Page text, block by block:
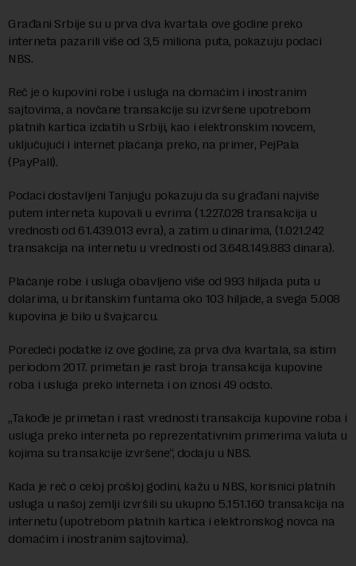
Građani Srbije su u prva dva kvartala ove godine preko
interneta pazarili više od 3,5 miliona puta, pokazuju podaci
NBS.
Reč je o kupovini robe i usluga na domaćim i inostranim
sajtovima, a novčane transakcije su izvršene upotrebom
platnih kartica izdatih u Srbiji, kao i elektronskim novcem,
uključujući i internet plaćanja preko, na primer, PejPala
(PayPall).
Podaci dostavljeni Tanjugu pokazuju da su građani najviše
putem interneta kupovali u evrima (1.227.028 transakcija u
vrednosti od 61.439.013 evra), a zatim u dinarima, (1.021.242
transakcija na internetu u vrednosti od 3.648.149.883 dinara).
Plaćanje robe i usluga obavljeno više od 993 hiljada puta u
dolarima, u britanskim funtama oko 103 hiljade, a svega 5.008
kupovina je bilo u švajcarcu.
Poredeći podatke iz ove godine, za prva dva kvartala, sa istim
periodom 2017. primetan je rast broja transakcija kupovine
roba i usluga preko interneta i on iznosi 49 odsto.
„Takođe je primetan i rast vrednosti transakcija kupovine roba i
usluga preko interneta po reprezentativnim primerima valuta u
kojima su transakcije izvršene“, dodaju u NBS.
Kada je reč o celoj prošloj godini, kažu u NBS, korisnici platnih
usluga u našoj zemlji izvršili su ukupno 5.151.160 transakcija na
internetu (upotrebom platnih kartica i elektronskog novca na
domaćim i inostranim sajtovima).